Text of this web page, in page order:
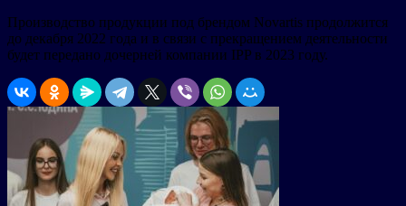
Производство продукции под брендом Novartis продолжится
до декабря 2022 года и в связи с прекращением деятельности
будет передано дочерней компании IPP в 2023 году.